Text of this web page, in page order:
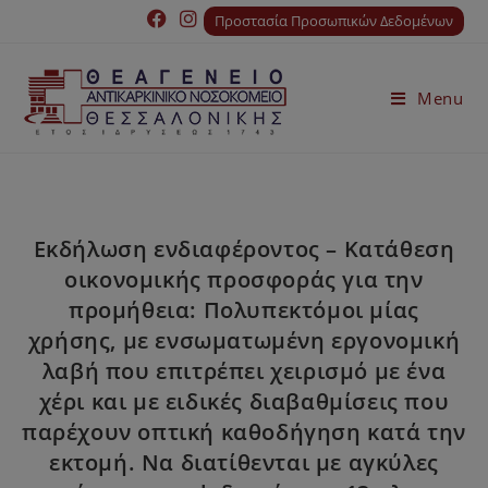
Προστασία Προσωπικών Δεδομένων
Menu
Εκδήλωση ενδιαφέροντος – Κατάθεση
οικονομικής προσφοράς για την
προμήθεια: Πολυπεκτόμοι μίας
χρήσης, με ενσωματωμένη εργονομική
λαβή που επιτρέπει χειρισμό με ένα
χέρι και με ειδικές διαβαθμίσεις που
παρέχουν οπτική καθοδήγηση κατά την
εκτομή. Να διατίθενται με αγκύλες